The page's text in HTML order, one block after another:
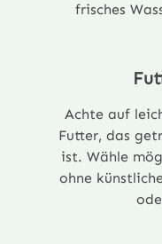
frisches
Achte auf
Futter, das
ist. Wähle
ohne